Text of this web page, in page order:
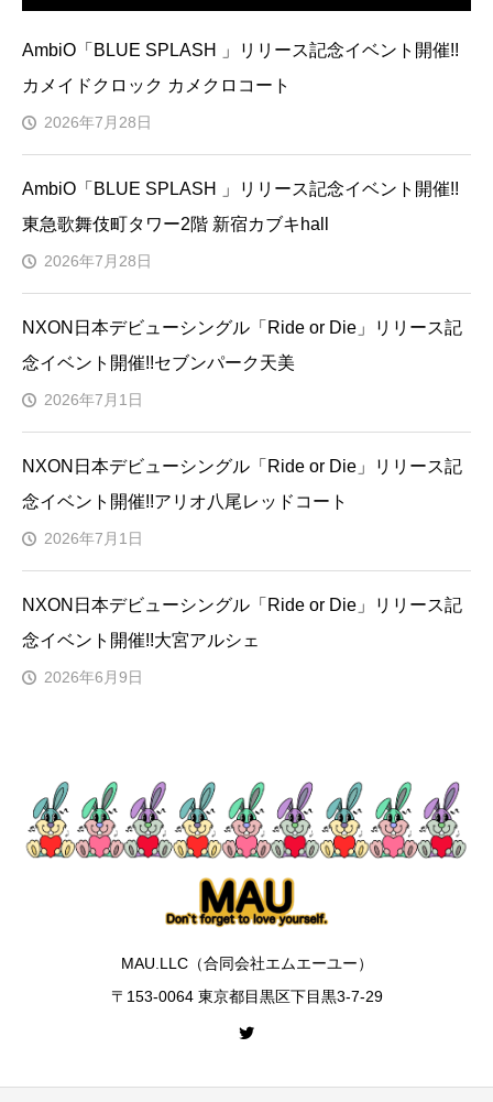
AmbiO「BLUE SPLASH 」リリース記念イベント開催!!
カメイドクロック カメクロコート
2026年7月28日
AmbiO「BLUE SPLASH 」リリース記念イベント開催!!
東急歌舞伎町タワー2階 新宿カブキhall
2026年7月28日
NXON日本デビューシングル「Ride or Die」リリース記
念イベント開催!!セブンパーク天美
2026年7月1日
NXON日本デビューシングル「Ride or Die」リリース記
念イベント開催!!アリオ八尾レッドコート
2026年7月1日
NXON日本デビューシングル「Ride or Die」リリース記
念イベント開催!!大宮アルシェ
2026年6月9日
MAU.LLC（合同会社エムエーユー）
〒153-0064 東京都目黒区下目黒3-7-29